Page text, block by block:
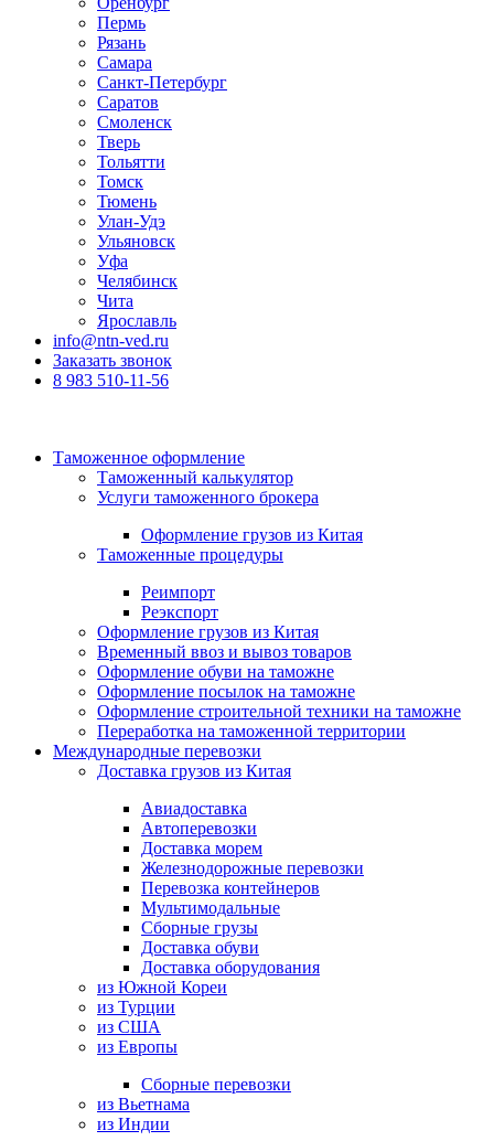
Пермь
Рязань
Самара
Санкт-Петербург
Саратов
Смоленск
Тверь
Тольятти
Томск
Тюмень
Улан-Удэ
Ульяновск
Уфа
Челябинск
Чита
Ярославль
info@ntn-ved.ru
Заказать звонок
8 983 510-11-56
Таможенное оформление
Таможенный калькулятор
Услуги таможенного брокера
Оформление грузов из Китая
Таможенные процедуры
Реимпорт
Реэкспорт
Оформление грузов из Китая
Временный ввоз и вывоз товаров
Оформление обуви на таможне
Оформление посылок на таможне
Оформление строительной техники на таможне
Переработка на таможенной территории
Международные перевозки
Доставка грузов из Китая
Авиадоставка
Автоперевозки
Доставка морем
Железнодорожные перевозки
Перевозка контейнеров
Мультимодальные
Сборные грузы
Доставка обуви
Доставка оборудования
из Южной Кореи
из Турции
из США
из Европы
Сборные перевозки
из Вьетнама
из Индии